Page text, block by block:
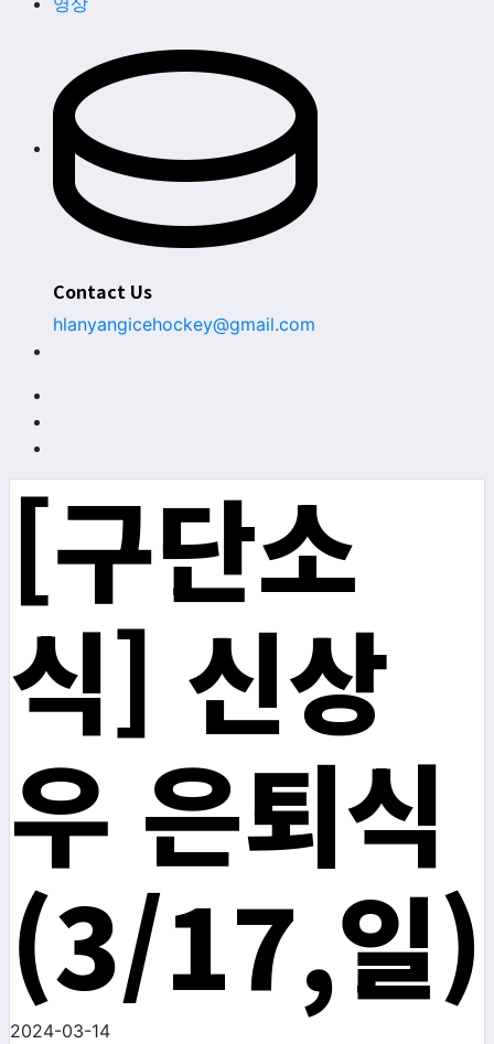
Contact Us
hlanyangicehockey@gmail.com
[구단소
식] 신상
우 은퇴식
(3/17,일)
2024-03-14